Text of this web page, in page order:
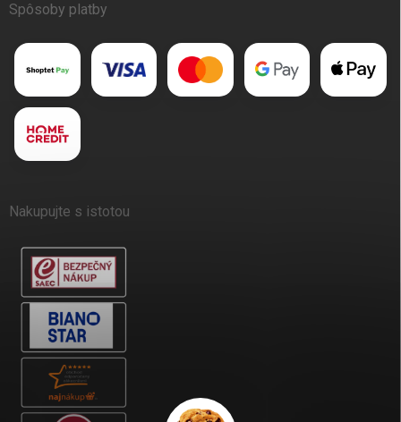
Spôsoby platby
Nakupujte s istotou